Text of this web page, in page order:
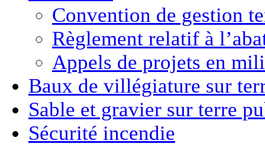
Convention de gestion
Règlement relatif à
Appels de projets en
Baux de villégiature sur
Sable et gravier sur terre
Sécurité incendie